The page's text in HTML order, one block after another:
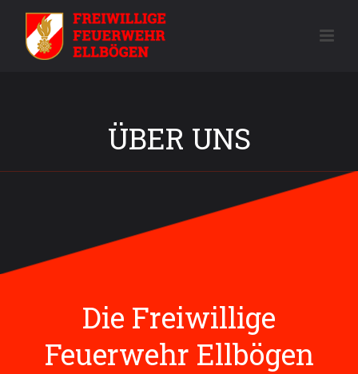
ÜBER UNS
Die Freiwillige
Feuerwehr Ellbögen